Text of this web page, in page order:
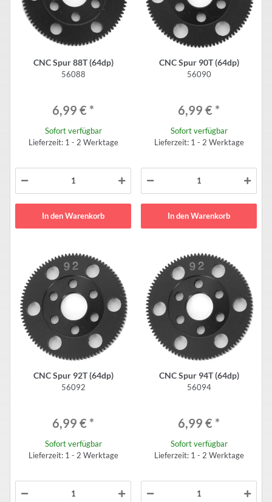
CNC Spur 88T (64dp)
56088
6,99 € *
Sofort verfügbar
Lieferzeit: 1 - 2 Werktage
In den Warenkorb
CNC Spur 90T (64dp)
56090
6,99 € *
Sofort verfügbar
Lieferzeit: 1 - 2 Werktage
In den Warenkorb
CNC Spur 92T (64dp)
56092
6,99 € *
Sofort verfügbar
Lieferzeit: 1 - 2 Werktage
CNC Spur 94T (64dp)
56094
6,99 € *
Sofort verfügbar
Lieferzeit: 1 - 2 Werktage